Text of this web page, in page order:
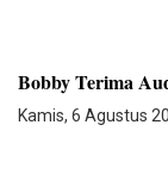
Bobby Terima
Kamis, 6 Agustus